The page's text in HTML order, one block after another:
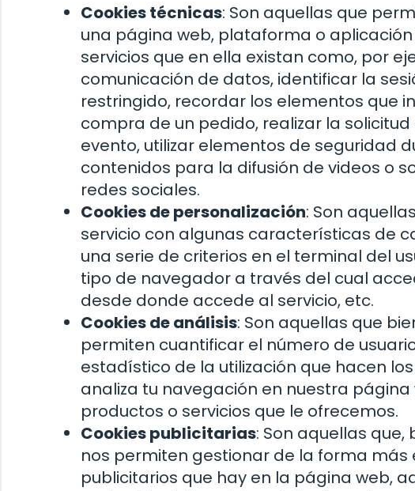
Cookies técnicas: Son aquellas que
una página web, plataforma o
servicios que en ella existan como, por
comunicación de datos, identificar la
restringido, recordar los elementos que
compra de un pedido, realizar la
evento, utilizar elementos de seguridad
contenidos para la difusión de videos o
redes sociales.
Cookies de personalización: Son
servicio con algunas características de
una serie de criterios en el terminal del
tipo de navegador a través del cual
desde donde accede al servicio, etc.
Cookies de análisis: Son aquellas que
permiten cuantificar el número de
estadístico de la utilización que hacen
analiza tu navegación en nuestra
productos o servicios que le ofrecemos.
Cookies publicitarias: Son aquellas
nos permiten gestionar de la forma
publicitarios que hay en la página web,